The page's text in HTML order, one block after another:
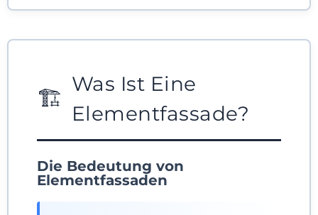
🏗️
Was Ist Eine
Elementfassade?
Die Bedeutung von
Elementfassaden